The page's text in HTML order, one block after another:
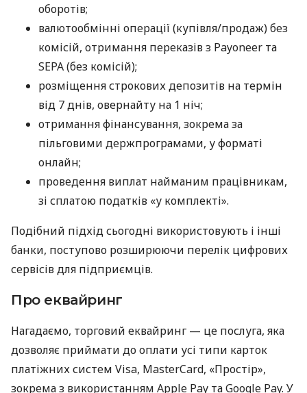
оборотів;
валютообмінні операції (купівля/продаж) без
комісій, отримання переказів з Payoneer та
SEPA (без комісій);
розміщення строкових депозитів на термін
від 7 днів, овернайту на 1 ніч;
отримання фінансування, зокрема за
пільговими держпрограмами, у форматі
онлайн;
проведення виплат найманим працівникам,
зі сплатою податків «у комплекті».
Подібний підхід сьогодні використовують і інші
банки, поступово розширюючи перелік цифрових
сервісів для підприємців.
Про еквайринг
Нагадаємо, торговий еквайринг — це послуга, яка
дозволяє приймати до оплати усі типи карток
платіжних систем Visa, MasterCard, «Простір»,
зокрема з використанням Apple Pay та Google Pay. У